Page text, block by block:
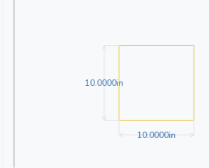
10.0000in10.0000in
10.0000in10.0000in